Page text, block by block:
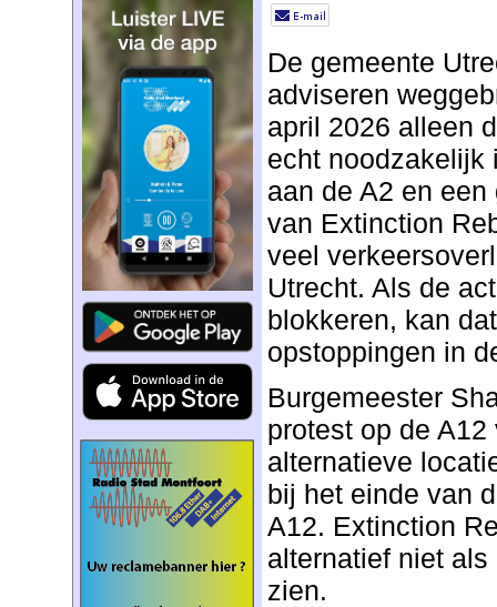
De gemeente
adviseren
april 2026 alleen
echt noodzakelijk
aan de A2 en
van Extinction
veel
Utrecht. Als de
blokkeren, kan
opstoppingen in
Burgemeester
protest op de
alternatieve
bij het einde van
A12. Extinction
alternatief niet
zien.